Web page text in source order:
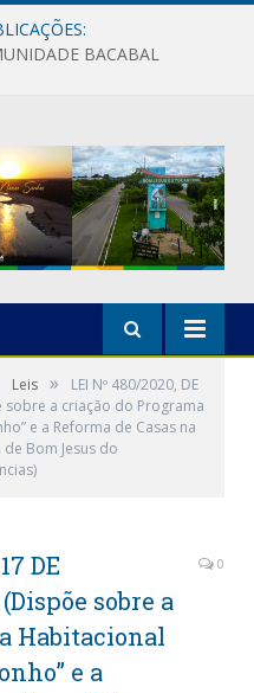
BACABAL
Leis »
LEI Nº 480/2020, DE
sobre a criação do Programa
e a Reforma de Casas na
Bom Jesus do
DE
(Dispõe sobre a
Habitacional
e a
0